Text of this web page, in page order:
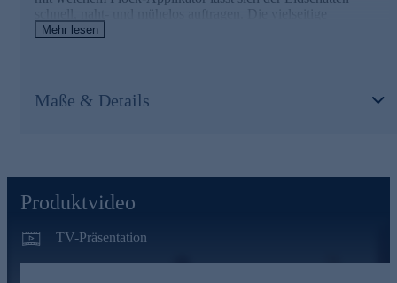
schnell, naht- und mühelos auftragen. Die vielseitige
Farbauswahl, abgestimmt auf alle Augenfarben und Hauttöne,
Für Ihre Beauty-Routine jetzt online bestellen.
Mehr lesen
Maße & Details
Produktvideo
TV-Präsentation